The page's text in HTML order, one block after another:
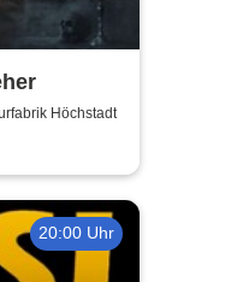
Höchstadt
20:00 Uhr